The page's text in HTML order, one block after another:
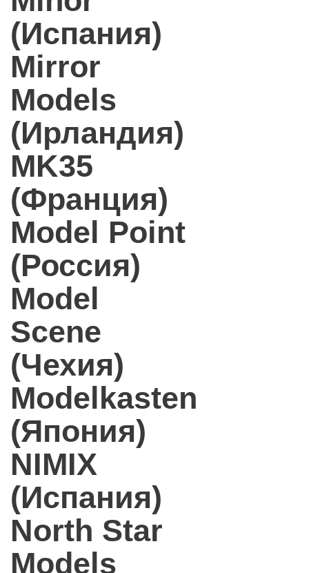
(Испания)
Mirror
Models
(Ирландия)
MK35
(Франция)
Model Point
(Россия)
Model
Scene
(Чехия)
Modelkasten
(Япония)
NIMIX
(Испания)
North Star
Models